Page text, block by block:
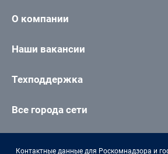
О компании
Наши вакансии
Техподдержка
Все города сети
Контактные данные для Роскомнадзора и